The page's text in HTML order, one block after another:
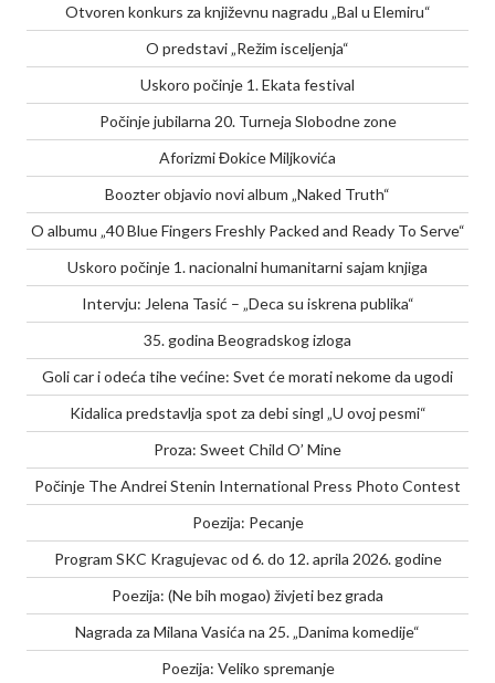
Otvoren konkurs za književnu nagradu „Bal u Elemiru“
O predstavi „Režim isceljenja“
Uskoro počinje 1. Ekata festival
Počinje jubilarna 20. Turneja Slobodne zone
Aforizmi Đokice Miljkovića
Boozter objavio novi album „Naked Truth“
O albumu „40 Blue Fingers Freshly Packed and Ready To Serve“
Uskoro počinje 1. nacionalni humanitarni sajam knjiga
Intervju: Jelena Tasić – „Deca su iskrena publika“
35. godina Beogradskog izloga
Goli car i odeća tihe većine: Svet će morati nekome da ugodi
Kidalica predstavlja spot za debi singl „U ovoj pesmi“
Proza: Sweet Child O’ Mine
Počinje The Andrei Stenin International Press Photo Contest
Poezija: Pecanje
Program SKC Kragujevac od 6. do 12. aprila 2026. godine
Poezija: (Ne bih mogao) živjeti bez grada
Nagrada za Milana Vasića na 25. „Danima komedije“
Poezija: Veliko spremanje